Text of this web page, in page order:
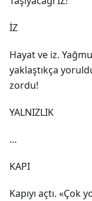
İZ
Hayat ve iz.
yaklaştıkça
zordu!
YALNIZLIK
…
KAPI
Kapıyı açtı. «Çok